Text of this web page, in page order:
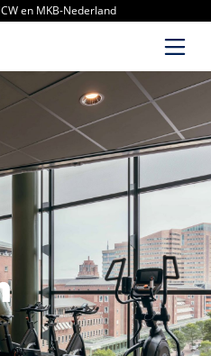
en MKB-Nederland